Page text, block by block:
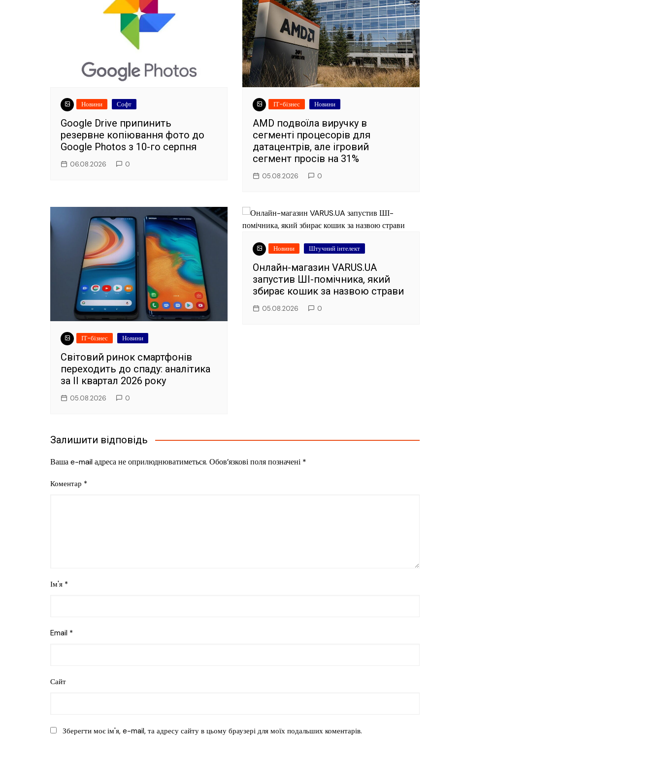
Новини Софт
Google Drive припинить
резервне копіювання фото до
Google Photos з 10-го серпня
06.08.2026 0
ІТ-бізнес Новини
AMD подвоїла виручку в
сегменті процесорів для
датацентрів, але ігровий
сегмент просів на 31%
05.08.2026 0
ІТ-бізнес Новини
Світовий ринок смартфонів
переходить до спаду: аналітика
за II квартал 2026 року
05.08.2026 0
Новини Штучний інтелект
Онлайн-магазин VARUS.UA
запустив ШІ-помічника, який
збирає кошик за назвою страви
05.08.2026 0
Залишити відповідь
Ваша e-mail адреса не оприлюднюватиметься. Обов’язкові поля позначені *
Коментар *
Ім'я *
Email *
Сайт
Зберегти моє ім'я, e-mail, та адресу сайту в цьому браузері для моїх подальших коментарів.